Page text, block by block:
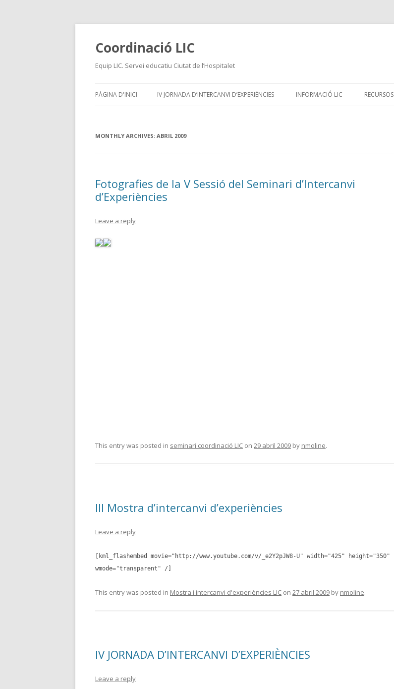
Coordinació LIC
Equip LIC. Servei educatiu Ciutat de l’Hospitalet
to
PÀGINA D'INICI IV JORNADA D’INTERCANVI D’EXPERIÈNCIES INFORMACIÓ LIC RECURSOS
MONTHLY ARCHIVES: ABRIL 2009
Fotografies de la V Sessió del Seminari d’Intercanvi
d’Experiències
Leave a reply
This entry was posted in seminari coordinació LIC on 29 abril 2009 by nmoline.
III Mostra d’intercanvi d’experiències
Leave a reply
[kml_flashembed movie="http://www.youtube.com/v/_e2Y2pJW8-U" width="425" height="350"
wmode="transparent" /]
This entry was posted in Mostra i intercanvi d'experiències LIC on 27 abril 2009 by nmoline.
IV JORNADA D’INTERCANVI D’EXPERIÈNCIES
Leave a reply